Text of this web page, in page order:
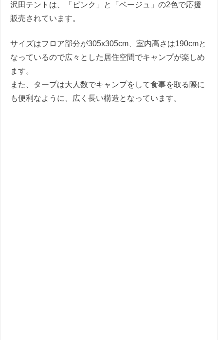
沢田テントは、「ピンク」と「ベージュ」の2色で応援
販売されています。
サイズはフロア部分が305x305cm、室内高さは190cmと
なっているので広々とした居住空間でキャンプが楽しめ
ます。
また、タープは大人数でキャンプをして食事を取る際に
も便利なように、広く長い構造となっています。